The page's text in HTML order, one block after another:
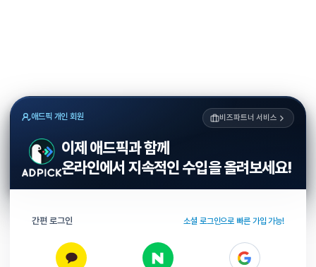
애드픽 개인 회원 비즈파트너 서비스
이제 애드픽과 함께
온라인에서 지속적인 수입을 올려보세요!
간편 로그인 소셜 로그인으로 빠른 가입 가능!